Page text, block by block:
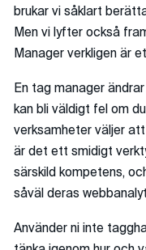
brukar vi såklart
Men vi lyfter också
Manager verkligen är
En tag manager
kan bli väldigt fel om
verksamheter väljer
är det ett smidigt
särskild kompetens,
såväl deras
Använder ni inte